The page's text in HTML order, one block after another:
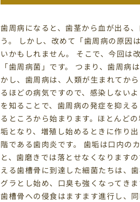
歯周病になると、歯茎から血が出る
う。 しかし、改めて「歯周病の原因
いかもしれません。 そこで、今回は
「歯周病菌」です。 つまり、歯周
かし、歯周病は、人類が生まれてか
るほどの病気ですので、感染しない
を知ることで、歯周病の発症を抑え
るところから始まります。ほとんど
垢となり、増殖し始めるときに作り
階である歯肉炎です。 歯垢は口内の
と、歯磨きでは落とせなくなります
える歯槽骨に到達した細菌たちは、
グラとし始め、口臭も強くなってき
歯槽骨への侵食はますます進行し、